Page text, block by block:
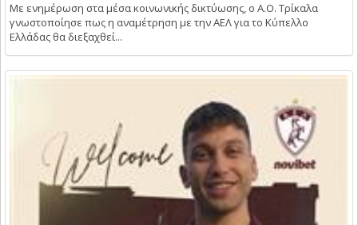
Με ενημέρωση στα μέσα κοινωνικής δικτύωσης, ο Α.Ο. Τρίκαλα
γνωστοποίησε πως η αναμέτρηση με την ΑΕΛ για το Κύπελλο
Ελλάδας θα διεξαχθεί...